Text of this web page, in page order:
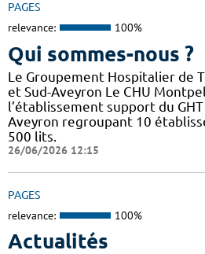
PAGES
relevance: 100%
Qui sommes-nous ?
Le Groupement Hospitalier de
et Sud-Aveyron Le CHU
l’établissement support du
Aveyron regroupant 10
500 lits.
26/06/2026 12:15
PAGES
relevance: 100%
Actualités